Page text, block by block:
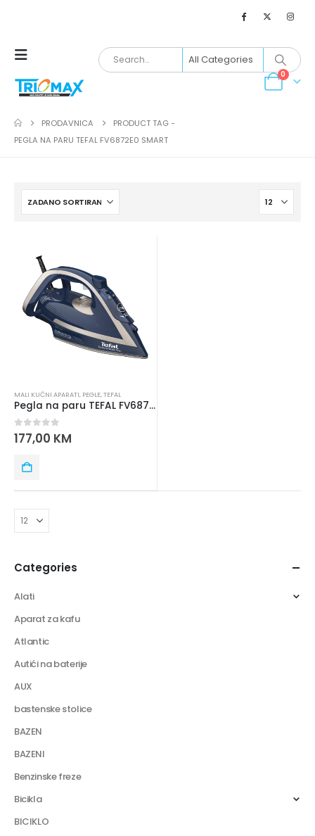
0
PRODAVNICA
PRODUCT TAG -
PEGLA NA PARU TEFAL FV6872E0 SMART
MALI KUĆNI APARATI, PEGLE,TEFAL
Pegla na paru TEFAL FV6872E0 SMART
0out of 5
177,00 KM
Categories
Alati
Aparat za kafu
Atlantic
Autići na baterije
AUX
bastenske stolice
BAZEN
BAZENI
Benzinske freze
Bicikla
BICIKLO